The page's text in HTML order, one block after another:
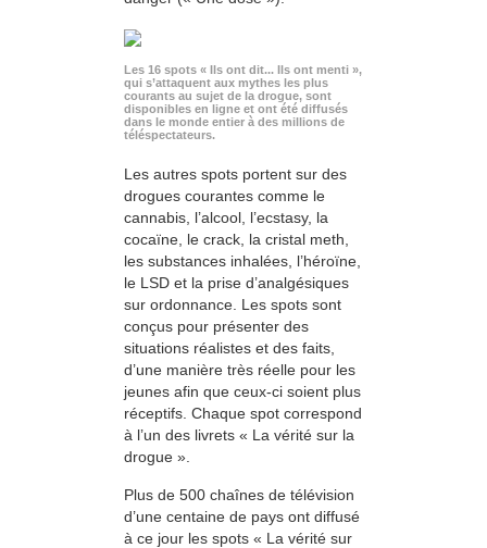
Les 16 spots « Ils ont dit... Ils ont menti »,
qui s’attaquent aux mythes les plus
courants au sujet de la drogue, sont
disponibles en ligne et ont été diffusés
dans le monde entier à des millions de
téléspectateurs.
Les autres spots portent sur des
drogues courantes comme le
cannabis, l’alcool, l’ecstasy, la
cocaïne, le crack, la cristal meth,
les substances inhalées, l’héroïne,
le LSD et la prise d’analgésiques
sur ordonnance. Les spots sont
conçus pour présenter des
situations réalistes et des faits,
d’une manière très réelle pour les
jeunes afin que ceux-ci soient plus
réceptifs. Chaque spot correspond
à l’un des livrets « La vérité sur la
drogue ».
Plus de 500 chaînes de télévision
d’une centaine de pays ont diffusé
à ce jour les spots « La vérité sur